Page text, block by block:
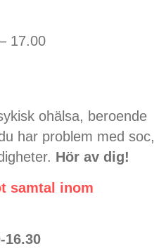
17.00
ohälsa, beroende
har problem med soc,
Hör av dig!
samtal inom
16.30